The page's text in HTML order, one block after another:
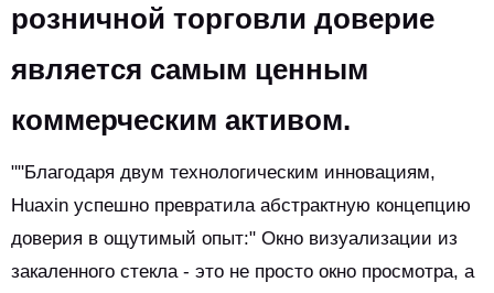
розничной торговли доверие
является самым ценным
коммерческим активом.
""Благодаря двум технологическим инновациям,
Huaxin успешно превратила абстрактную концепцию
доверия в ощутимый опыт:" Окно визуализации из
закаленного стекла - это не просто окно просмотра, а